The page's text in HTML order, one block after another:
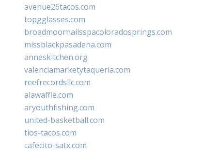
avenue26tacos.com
topgglasses.com
broadmoornailsspacoloradosprings.com
missblackpasadena.com
anneskitchen.org
valenciamarketytaqueria.com
reefrecordsllc.com
alawaffle.com
aryouthfishing.com
united-basketball.com
tios-tacos.com
cafecito-satx.com